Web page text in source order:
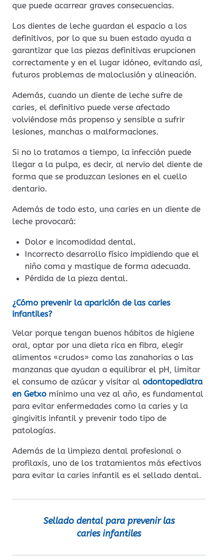
que puede acarrear graves consecuencias.
Los dientes de leche guardan el espacio a los
definitivos, por lo que su buen estado ayuda a
garantizar que las piezas definitivas erupcionen
correctamente y en el lugar idóneo, evitando así,
futuros problemas de maloclusión y alineación.
Además, cuando un diente de leche sufre de
caries, el definitivo puede verse afectado
volviéndose más propenso y sensible a sufrir
lesiones, manchas o malformaciones.
Si no lo tratamos a tiempo, la infección puede
llegar a la pulpa, es decir, al nervio del diente de
forma que se produzcan lesiones en el cuello
dentario.
Además de todo esto, una caries en un diente de
leche provocará:
Dolor e incomodidad dental.
Incorrecto desarrollo físico impidiendo que el
niño coma y mastique de forma adecuada.
Pérdida de la pieza dental.
¿Cómo prevenir la aparición de las caries
infantiles?
Velar porque tengan buenos hábitos de higiene
oral, optar por una dieta rica en fibra, elegir
alimentos «crudos» como las zanahorias o las
manzanas que ayudan a equilibrar el pH, limitar
el consumo de azúcar y visitar al odontopediatra
en Getxomínimo una vez al año, es fundamental
para evitar enfermedades como la caries y la
gingivitis infantil y prevenir todo tipo de
patologías.
Además de la limpieza dental profesional o
profilaxis, uno de los tratamientos más efectivos
para evitar la caries infantil es el sellado dental.
Sellado dental para prevenir las
caries infantiles